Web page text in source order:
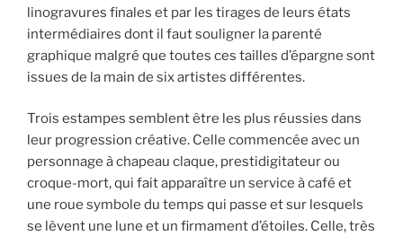
linogravures finales et par les tirages de leurs états
intermédiaires dont il faut souligner la parenté
graphique malgré que toutes ces tailles d’épargne sont
issues de la main de six artistes différentes.
Trois estampes semblent être les plus réussies dans
leur progression créative. Celle commencée avec un
personnage à chapeau claque, prestidigitateur ou
croque-mort, qui fait apparaître un service à café et
une roue symbole du temps qui passe et sur lesquels
se lèvent une lune et un firmament d’étoiles. Celle, très